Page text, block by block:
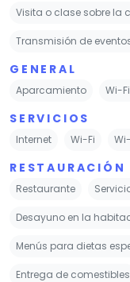
Visita o clase sobre la
Transmisión de
GENERAL
Aparcamiento Wi-
SERVICIOS
Internet Wi-Fi
RESTAURACIÓN
Restaurante
Desayuno en la
Menús para dietas
Entrega de comestibles